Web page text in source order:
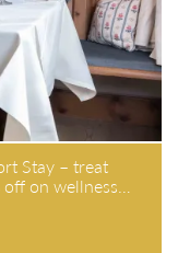
Stay – treat
off on wellness…